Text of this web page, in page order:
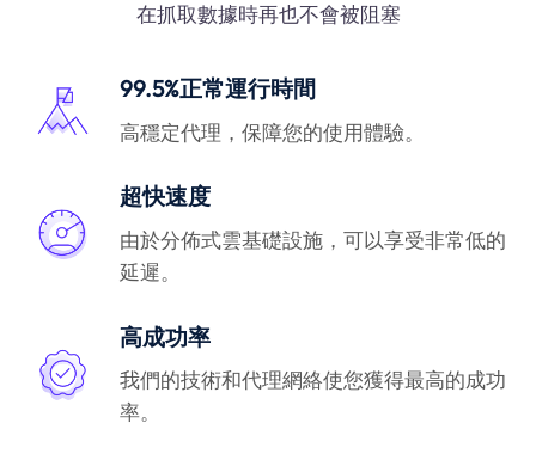
在抓取數據時再也不會被阻塞
99.5%正常運行時間
高穩定代理，保障您的使用體驗。
超快速度
由於分佈式雲基礎設施，可以享受非常低的
延遲。
高成功率
我們的技術和代理網絡使您獲得最高的成功
率。